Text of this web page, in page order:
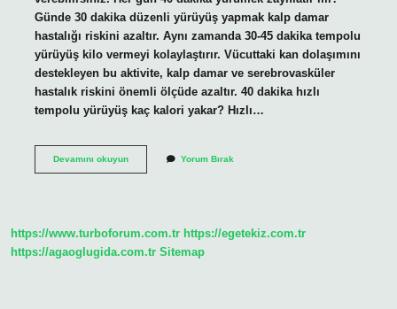
Günde 30 dakika düzenli yürüyüş yapmak kalp damar
hastalığı riskini azaltır. Aynı zamanda 30-45 dakika tempolu
yürüyüş kilo vermeyi kolaylaştırır. Vücuttaki kan dolaşımını
destekleyen bu aktivite, kalp damar ve serebrovasküler
hastalık riskini önemli ölçüde azaltır. 40 dakika hızlı
tempolu yürüyüş kaç kalori yakar? Hızlı…
Devamını okuyunGünde
Kilo
Yorum Bırak
https://www.turboforum.com.tr https://egetekiz.com.tr
https://agaoglugida.com.tr Sitemap